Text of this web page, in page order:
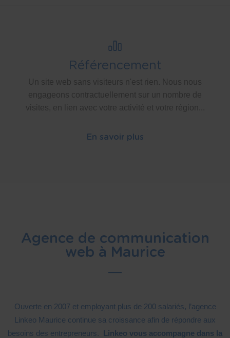
Référencement
Un site web sans visiteurs n'est rien. Nous nous
engageons contractuellement sur un nombre de
visites, en lien avec votre activité et votre région...
En savoir plus
Agence de communication
web à Maurice
Ouverte en 2007 et employant plus de 200 salariés, l’agence
Linkeo Maurice continue sa croissance afin de répondre aux
besoins des entrepreneurs.
Linkeo vous accompagne dans la